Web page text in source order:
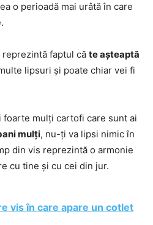
o perioadă mai urâtă în care
faptul că te așteaptă
lipsuri și poate chiar vei fi
mulți cartofi care sunt ai
mulți, nu-ți va lipsi nimic în
din vis reprezintă o armonie
cu tine și cu cei din jur.
vis în care apare un cotlet